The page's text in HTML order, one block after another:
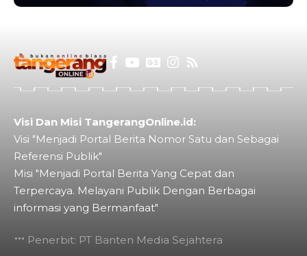
Visi Dan Misi TangerangOnline.id:
Visi "Menjadi Portal Berita Nomor Satu dan Sebagai
Referensi Publik"
Misi "Menjadi Portal Berita Yang Cepat dan
Terpercaya. Melayani Publik Dengan Berbagai
informasi yang Bermanfaat"
Penerbit: PT Banten Media Sejahtera